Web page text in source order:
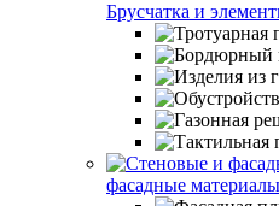
Брусчатка и
фасадные материалы